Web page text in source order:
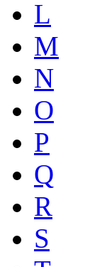
L
M
N
O
P
Q
R
S